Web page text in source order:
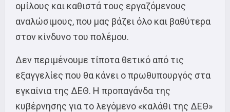
ομίλους και καθιστά τους εργαζόμενους
αναλώσιμους, που μας βάζει όλο και βαθύτερα
στον κίνδυνο του πολέμου.
Δεν περιμένουμε τίποτα θετικό από τις
εξαγγελίες που θα κάνει ο πρωθυπουργός στα
εγκαίνια της ΔΕΘ. Η προπαγάνδα της
κυβέρνησης για το λεγόμενο «καλάθι της ΔΕΘ»